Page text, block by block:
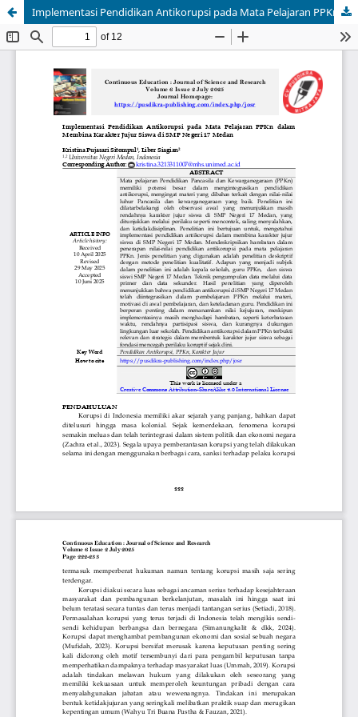
Implementasi Pendidikan Antikorupsi pada Mata Pelajaran PPKn dalam Membina Karakter Jujur Siswa di SMP Negeri 17 Medan